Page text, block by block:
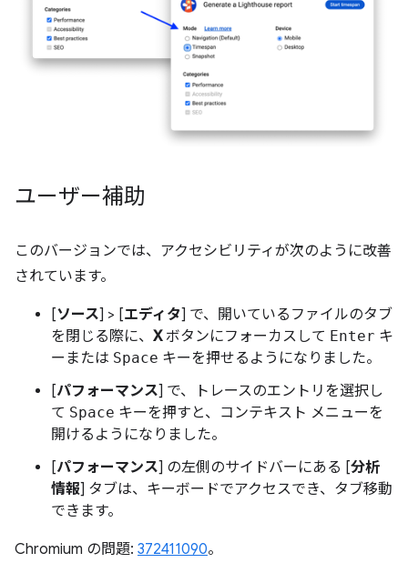
ユーザー補助
このバージョンでは、アクセシビリティが次のように改善
されています。
[ソース] > [エディタ] で、開いているファイルのタブ
を閉じる際に、 Xボタンにフォーカスして Enter キ
ーまたは Space キーを押せるようになりました。
[パフォーマンス] で、トレースのエントリを選択し
て Space キーを押すと、コンテキスト メニューを
開けるようになりました。
[パフォーマンス] の左側のサイドバーにある [分析
情報] タブは、キーボードでアクセスでき、タブ移動
できます。
Chromium の問題: 372411090。